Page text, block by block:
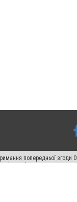
попередньої
статті не нижче